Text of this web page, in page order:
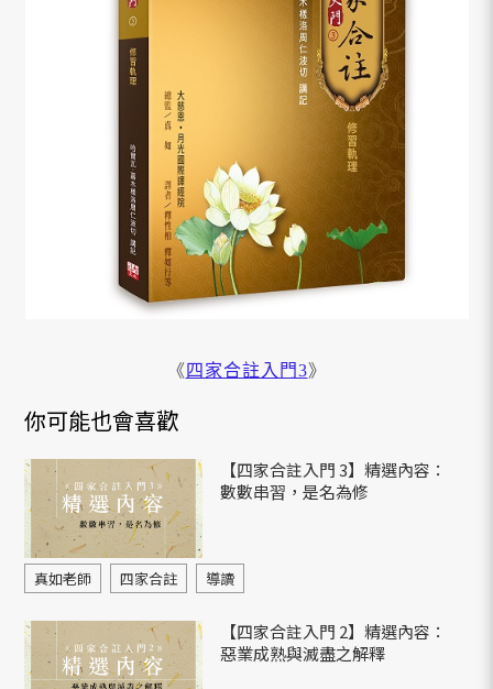
《 四家合註入門3》
你可能也會喜歡
【四家合註入門 3】精選內容：
數數串習，是名為修
真如老師 四家合註 導讀
【四家合註入門 2】精選內容：
惡業成熟與滅盡之解釋